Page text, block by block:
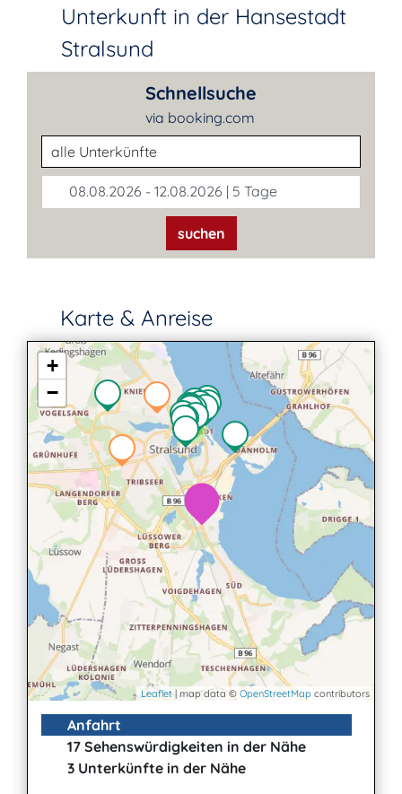
Unterkunft in der Hansestadt
Stralsund
Schnellsuche
via booking.com
Unterkunftsart
08.08.2026 - 12.08.2026 | 5 Tage
suchen
Karte & Anreise
+
−
Leaflet| map data © OpenStreetMap contributors
Anfahrt
17 Sehenswürdigkeiten in der Nähe
3 Unterkünfte in der Nähe